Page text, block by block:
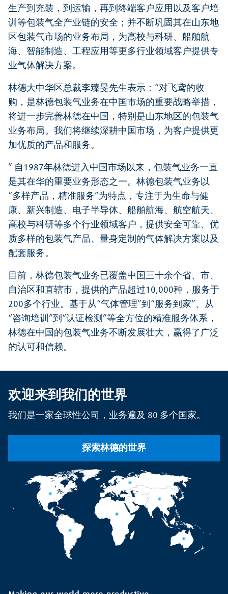
生产到充装，到运输，再到终端客户应用以及客户培
训等包装气全产业链的安全；并不断巩固其在山东地
区包装气市场的业务布局，为高校与科研、船舶航
海、智能制造、工程应用等更多行业领域客户提供专
业气体解决方案。
林德大中华区总裁李臻旻先生表示：“对飞鸢的收
购，是林德包装气业务在中国市场的重要战略举措，
将进一步完善林德在中国，特别是山东地区的包装气
业务布局。我们将继续深耕中国市场，为客户提供更
加优质的产品和服务。
” 自1987年林德进入中国市场以来，包装气业务一直
是其在华的重要业务形态之一。林德包装气业务以
“多样产品，精准服务”为特点，专注于为生命与健
康、新兴制造、电子半导体、船舶航海、航空航天、
高校与科研等多个行业领域客户，提供安全可靠、优
质多样的包装气产品、量身定制的气体解决方案以及
配套服务。
目前，林德包装气业务已覆盖中国三十余个省、市、
自治区和直辖市，提供的产品超过10,000种，服务于
200多个行业。基于从“气体管理”到“服务到家”、从
“咨询培训”到“认证检测”等全方位的精准服务体系，
林德在中国的包装气业务不断发展壮大，赢得了广泛
的认可和信赖。
欢迎来到我们的世界
我们是一家全球性公司，业务遍及 80 多个国家。
探索林德的世界